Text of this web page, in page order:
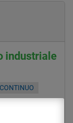
industriale